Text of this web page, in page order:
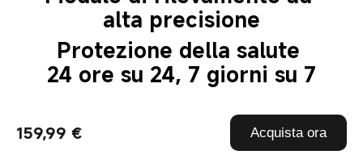
159,99 € Acquista ora
alta precisione
Protezione della salute
24 ore su 24, 7 giorni su 7
della frequenza cardiaca ad alta precisione e uno
sviluppo in proprio dell'algoritmo della frequenza
cardiaca migliora la precisione del monitoraggio